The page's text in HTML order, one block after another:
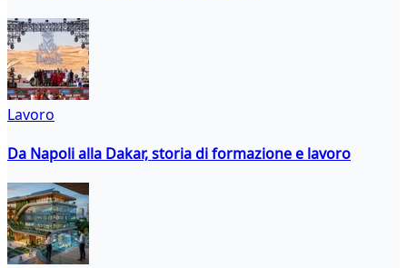
Lavoro
Da Napoli alla Dakar, storia di formazione e lavoro